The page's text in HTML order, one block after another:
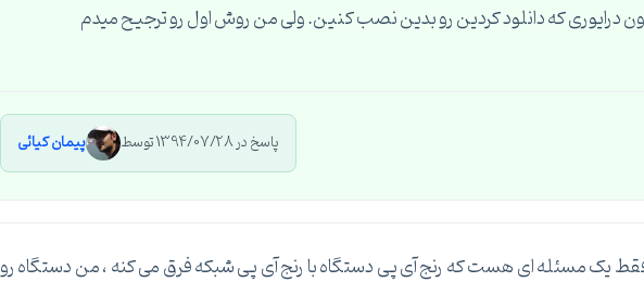
درایوری که دانلود کردین رو بدین نصب کنین. ولی من روش اول رو ترجیح میدم
پاسخ در 1394/07/28 توسط پیمان کیائی
فقط یک مسئله ای هست که رنج آی پی دستگاه با رنج آی پی شبکه فرق می کنه ، من دستگاه رو